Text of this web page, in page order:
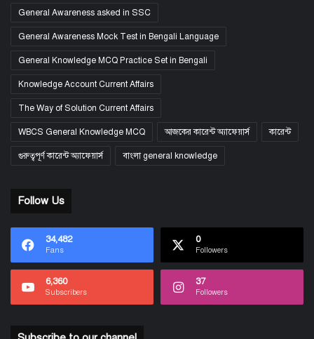
General Awareness asked in SSC
General Awareness Mock Test in Bengali Language
General Knowledge MCQ Practice Set in Bengali
Knowledge Account Current Affairs
The Way of Solution Current Affairs
WBCS General Knowledge MCQ আজকের কারেন্ট অ্যাফেয়ার্স কারেন্ট
গুরুত্বপূর্ণ কারেন্ট অ্যাফেয়ার্স বাংলা general knowledge
Follow Us
34,482
Fans
0
Followers
6,360
Subscribers
37
Followers